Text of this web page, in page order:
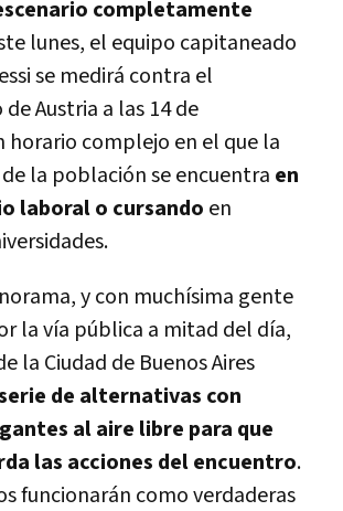
completamente
lunes, el equipo capitaneado
se medirá contra el
Austria a las 14 de
horario complejo en el que la
la población se encuentra en
laboral o cursando en
y con muchísima gente
la vía pública a mitad del día,
la Ciudad de Buenos Aires
de alternativas con
al aire libre para que
las acciones del encuentro.
funcionarán como verdaderas